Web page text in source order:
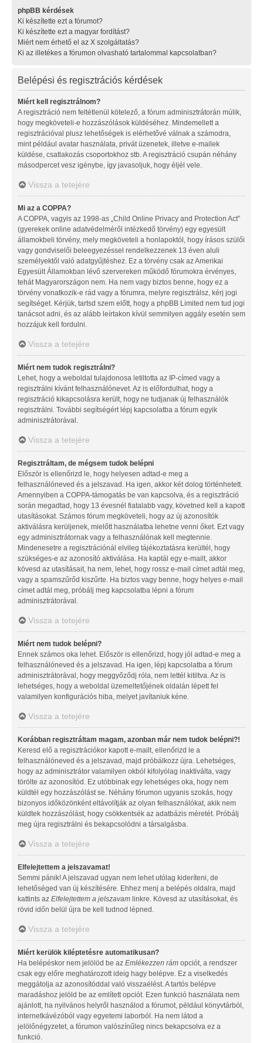
phpBB kérdések
Ki készítette ezt a fórumot?
Ki készítette ezt a magyar fordítást?
Miért nem érhető el az X szolgáltatás?
Ki az illetékes a fórumon olvasható tartalommal kapcsolatban?
Belépési és regisztrációs kérdések
Miért kell regisztrálnom?
A regisztráció nem feltétlenül kötelező, a fórum adminisztrátorán múlik,
hogy megköveteli-e hozzászólások küldéséhez. Mindemellett a
regisztrációval plusz lehetőségek is elérhetővé válnak a számodra,
mint például avatar használata, privát üzenetek, illetve e-mailek
küldése, csatlakozás csoportokhoz stb. A regisztráció csupán néhány
másodpercet vesz igénybe, így javasoljuk, hogy éljél vele.
Vissza a tetejére
Mi az a COPPA?
A COPPA, vagyis az 1998-as „Child Online Privacy and Protection Act”
(gyerekek online adatvédelméről intézkedő törvény) egy egyesült
államokbeli törvény, mely megköveteli a honlapoktól, hogy írásos szülői
vagy gondviselői beleegyezéssel rendelkezzenek 13 éven aluli
személyektől való adatgyűjtéshez. Ez a törvény csak az Amerikai
Egyesült Államokban lévő szervereken működő fórumokra érvényes,
tehát Magyarországon nem. Ha nem vagy biztos benne, hogy ez a
törvény vonatkozik-e rád vagy a fórumra, melyre regisztrálsz, kérj jogi
segítséget. Kérjük, tartsd szem előtt, hogy a phpBB Limited nem tud jogi
tanácsot adni, és az alább leírtakon kívül semmilyen aggály esetén sem
hozzájuk kell fordulni.
Vissza a tetejére
Miért nem tudok regisztrálni?
Lehet, hogy a weboldal tulajdonosa letiltotta az IP-címed vagy a
regisztrálni kívánt felhasználónevet. Az is előfordulhat, hogy a
regisztráció kikapcsolásra került, hogy ne tudjanak új felhasználók
regisztrálni. További segítségért lépj kapcsolatba a fórum egyik
adminisztrátorával.
Vissza a tetejére
Regisztráltam, de mégsem tudok belépni
Először is ellenőrizd le, hogy helyesen adtad-e meg a
felhasználóneved és a jelszavad. Ha igen, akkor két dolog történhetett.
Amennyiben a COPPA-támogatás be van kapcsolva, és a regisztráció
során megadtad, hogy 13 évesnél fiatalabb vagy, követned kell a kapott
utasításokat. Számos fórum megköveteli, hogy az új azonosítók
aktiválásra kerüljenek, mielőtt használatba lehetne venni őket. Ezt vagy
egy adminisztrátornak vagy a felhasználónak kell megtennie.
Mindenesetre a regisztrációnál elvileg tájékoztatásra kerültél, hogy
szükséges-e az azonosító aktiválása. Ha kaptál egy e-mailt, akkor
kövesd az utasításait, ha nem, lehet, hogy rossz e-mail címet adtál meg,
vagy a spamszűrőd kiszűrte. Ha biztos vagy benne, hogy helyes e-mail
címet adtál meg, próbálj meg kapcsolatba lépni a fórum
adminisztrátorával.
Vissza a tetejére
Miért nem tudok belépni?
Ennek számos oka lehet. Először is ellenőrizd, hogy jól adtad-e meg a
felhasználóneved és a jelszavad. Ha igen, lépj kapcsolatba a fórum
adminisztrátorával, hogy meggyőződj róla, nem lettél kitiltva. Az is
lehetséges, hogy a weboldal üzemeltetőjének oldalán lépett fel
valamilyen konfigurációs hiba, melyet javítaniuk kéne.
Vissza a tetejére
Korábban regisztráltam magam, azonban már nem tudok belépni?!
Keresd elő a regisztrációkor kapott e-mailt, ellenőrizd le a
felhasználóneved és a jelszavad, majd próbálkozz újra. Lehetséges,
hogy az adminisztrátor valamilyen okból kifolyólag inaktiválta, vagy
törölte az azonosítód. Ez utóbbinak egy lehetséges oka, hogy nem
küldtél egy hozzászólást se. Néhány fórumon ugyanis szokás, hogy
bizonyos időközönként eltávolítják az olyan felhasználókat, akik nem
küldtek hozzászólást, hogy csökkentsék az adatbázis méretét. Próbálj
meg újra regisztrálni és bekapcsolódni a társalgásba.
Vissza a tetejére
Elfelejtettem a jelszavamat!
Semmi pánik! A jelszavad ugyan nem lehet utólag kideríteni, de
lehetőséged van új készítésére. Ehhez menj a belépés oldalra, majd
kattints az Elfelejtettem a jelszavam linkre. Kövesd az utasításokat, és
rövid időn belül újra be kell tudnod lépned.
Vissza a tetejére
Miért kerülök kiléptetésre automatikusan?
Ha belépéskor nem jelölöd be az Emlékezzen rám opciót, a rendszer
csak egy előre meghatározott ideig hagy belépve. Ez a viselkedés
meggátolja az azonosítóddal való visszaélést. A tartós belépve
maradáshoz jelöld be az említett opciót. Ezen funkció használata nem
ajánlott, ha nyilvános helyről használod a fórumot, például könyvtárból,
internetkávézóból vagy egyetemi laborból. Ha nem látod a
jelölőnégyzetet, a fórumon valószínűleg nincs bekapcsolva ez a
funkció.